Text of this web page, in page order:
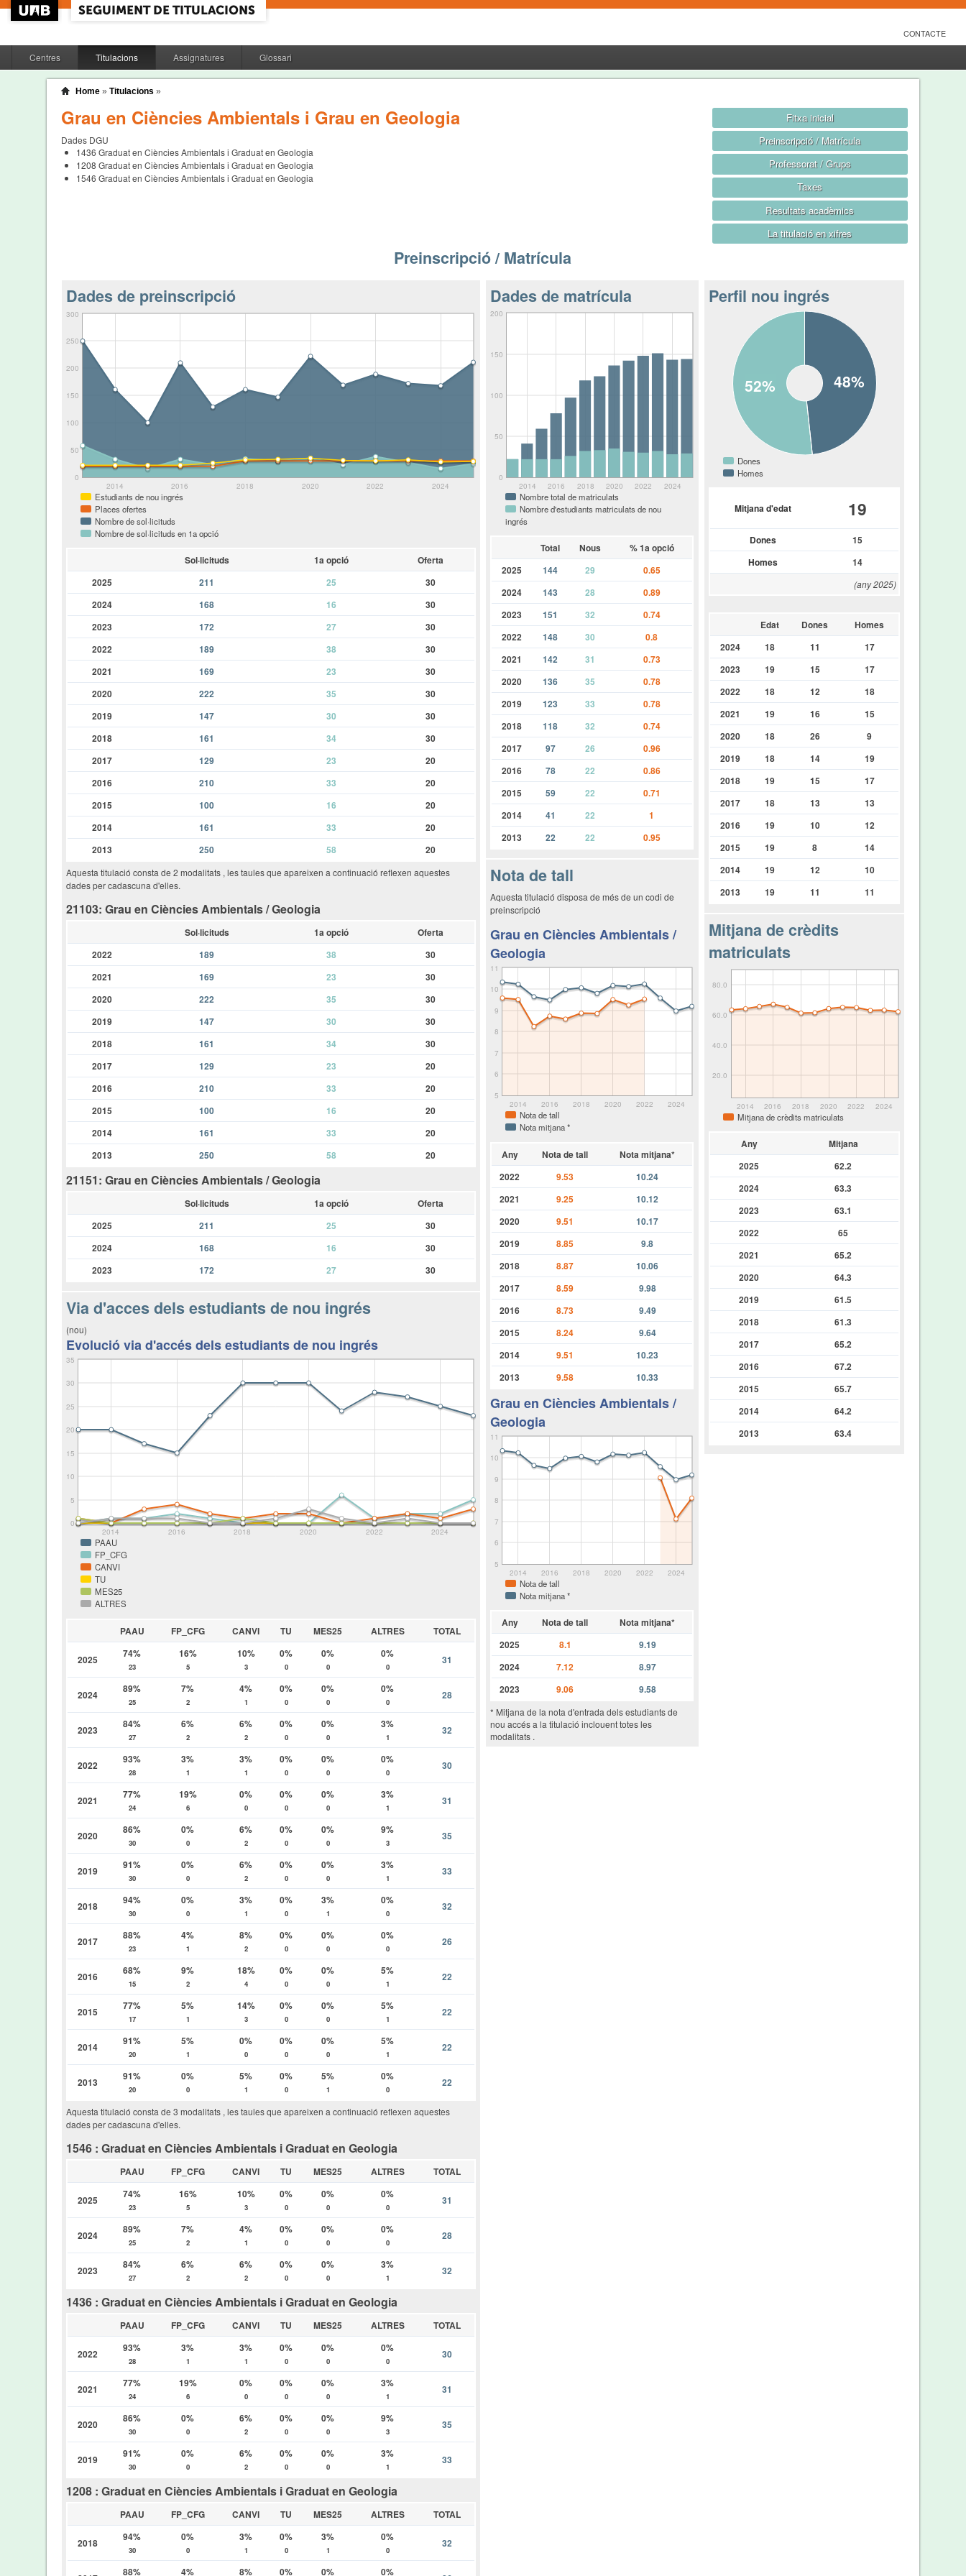
CONTACTE
Centres Titulacions Assignatures Glossari
Home» Titulacions »
Grau en Ciències Ambientals i Grau en Geologia
Dades DGU
1436 Graduat en Ciències Ambientals i Graduat en Geologia
1208 Graduat en Ciències Ambientals i Graduat en Geologia
1546 Graduat en Ciències Ambientals i Graduat en Geologia
Fitxa inicial
Preinscripció / Matrícula
Professorat / Grups
Taxes
Resultats acadèmics
La titulació en xifres
Preinscripció / Matrícula
Perfil nou ingrés
48%
52%
Dones
Homes
Mitjana d'edat 19
Dones
15
Homes
14
(any 2025)
Edat Dones
Homes
2024
18 11
17
2023
19 15
17
2022
18 12
18
2021
19 16
15
2020
18 26
9
2019
18 14
19
2018
19 15
17
2017
18 13
13
2016
19 10
12
2015
19 8
14
2014
19 12
10
2013
19 11 11
Mitjana de crèdits
matriculats
2014 2016 2018 2020 2022 2024
20.0
40.0
60.0
80.0
Mitjana de crèdits matriculats
Any
Mitjana
2025
62.2
2024
63.3
2023
63.1
2022
65
2021
65.2
2020
64.3
2019
61.5
2018
61.3
2017
65.2
2016
67.2
2015
65.7
2014
64.2
2013
63.4
Dades de matrícula
2014 2016 2018 2020 2022 2024
0
50
100
150
200
Nombre total de matriculats
Nombre d'estudiants matriculats de nou
ingrés
Total Nous
% 1a opció
2025
144 29
0.65
2024
143 28
0.89
2023
151 32
0.74
2022
148 30
0.8
2021
142 31
0.73
2020
136 35
0.78
2019
123 33
0.78
2018
118 32
0.74
2017
97 26
0.96
2016
78 22
0.86
2015
59 22
0.71
2014
41 22
1
2013
22 22 0.95
Nota de tall
Aquesta titulació disposa de més de un codi de
preinscripció
Grau en Ciències Ambientals /
Geologia
2014 2016 2018 2020 2022 2024
5
6
7
8
9
10
11
Nota de tall
Nota mitjana *
Any Nota de tall
Nota mitjana*
2022
9.53
10.24
2021
9.25
10.12
2020
9.51
10.17
2019
8.85
9.8
2018
8.87
10.06
2017
8.59
9.98
2016
8.73
9.49
2015
8.24
9.64
2014
9.51
10.23
2013
9.58 10.33
Grau en Ciències Ambientals /
Geologia
2014 2016 2018 2020 2022 2024
5
6
7
8
9
10
11
Nota de tall
Nota mitjana *
Any Nota de tall
Nota mitjana*
2025
8.1
9.19
2024
7.12
8.97
2023
9.06 9.58
* Mitjana de la nota d'entrada dels estudiants de
nou accés a la titulació inclouent totes les
modalitats .
Dades de preinscripció
2014 2016 2018 2020 2022 2024
0
50
100
150
200
250
300
Estudiants de nou ingrés
Places ofertes
Nombre de sol·licituds
Nombre de sol·licituds en 1a opció
Sol·licituds 1a opció
Oferta
2025
211 25
30
2024
168 16
30
2023
172 27
30
2022
189 38
30
2021
169 23
30
2020
222 35
30
2019
147 30
30
2018
161 34
30
2017
129 23
20
2016
210 33
20
2015
100 16
20
2014
161 33
20
2013
250 58 20
Aquesta titulació consta de 2 modalitats , les taules que apareixen a continuació reflexen aquestes
dades per cadascuna d'elles.
21103: Grau en Ciències Ambientals / Geologia
Sol·licituds 1a opció
Oferta
2022
189 38
30
2021
169 23
30
2020
222 35
30
2019
147 30
30
2018
161 34
30
2017
129 23
20
2016
210 33
20
2015
100 16
20
2014
161 33
20
2013
250 58 20
21151: Grau en Ciències Ambientals / Geologia
Sol·licituds 1a opció
Oferta
2025
211 25
30
2024
168 16
30
2023
172 27 30
Via d'acces dels estudiants de nou ingrés
(nou)
Evolució via d'accés dels estudiants de nou ingrés
2014 2016 2018 2020 2022 2024
0
5
10
15
20
25
30
35
PAAU
FP_CFG
CANVI
TU
MES25
ALTRES
PAAU FP_CFG CANVI TU MES25 ALTRES TOTAL
2025 74%
23
16%
5
10%
3
0%
0
0%
0
0%
0
31
2024 89%
25
7%
2
4%
1
0%
0
0%
0
0%
0
28
2023 84%
27
6%
2
6%
2
0%
0
0%
0
3%
1
32
2022 93%
28
3%
1
3%
1
0%
0
0%
0
0%
0
30
2021 77%
24
19%
6
0%
0
0%
0
0%
0
3%
1
31
2020 86%
30
0%
0
6%
2
0%
0
0%
0
9%
3
35
2019 91%
30
0%
0
6%
2
0%
0
0%
0
3%
1
33
2018 94%
30
0%
0
3%
1
0%
0
3%
1
0%
0
32
2017 88%
23
4%
1
8%
2
0%
0
0%
0
0%
0
26
2016 68%
15
9%
2
18%
4
0%
0
0%
0
5%
1
22
2015 77%
17
5%
1
14%
3
0%
0
0%
0
5%
1
22
2014 91%
20
5%
1
0%
0
0%
0
0%
0
5%
1
22
2013 91%
20
0%
0
5%
1
0%
0
5%
1
0%
0
22
Aquesta titulació consta de 3 modalitats , les taules que apareixen a continuació reflexen aquestes
dades per cadascuna d'elles.
1546 : Graduat en Ciències Ambientals i Graduat en Geologia
PAAU FP_CFG CANVI TU MES25 ALTRES TOTAL
2025 74%
23
16%
5
10%
3
0%
0
0%
0
0%
0
31
2024 89%
25
7%
2
4%
1
0%
0
0%
0
0%
0
28
2023 84%
27
6%
2
6%
2
0%
0
0%
0
3%
1
32
1436 : Graduat en Ciències Ambientals i Graduat en Geologia
PAAU FP_CFG CANVI TU MES25 ALTRES TOTAL
2022 93%
28
3%
1
3%
1
0%
0
0%
0
0%
0
30
2021 77%
24
19%
6
0%
0
0%
0
0%
0
3%
1
31
2020 86%
30
0%
0
6%
2
0%
0
0%
0
9%
3
35
2019 91%
30
0%
0
6%
2
0%
0
0%
0
3%
1
33
1208 : Graduat en Ciències Ambientals i Graduat en Geologia
PAAU FP_CFG CANVI TU MES25 ALTRES TOTAL
2018 94%
30
0%
0
3%
1
0%
0
3%
1
0%
0
32
88% 4% 8% 0% 0% 0%